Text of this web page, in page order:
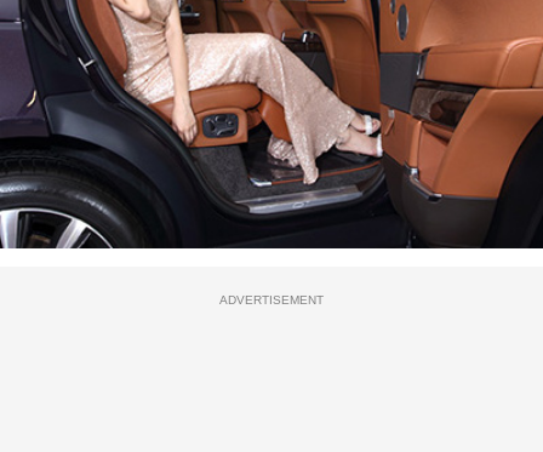
ADVERTISEMENT